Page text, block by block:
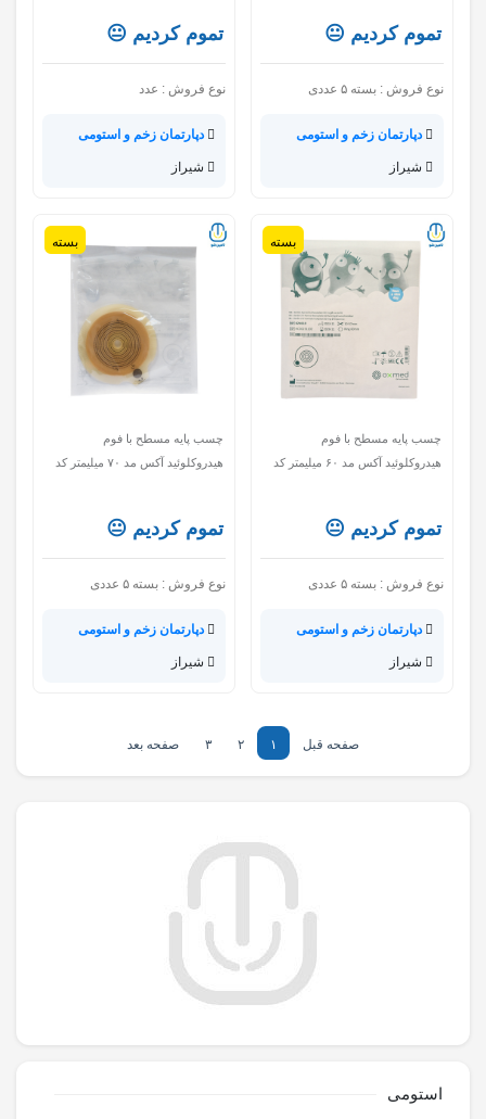
تموم کردیم 😐
نوع فروش : بسته ۵ عددی
دپارتمان زخم و استومی
شیراز
تموم کردیم 😐
نوع فروش : عدد
دپارتمان زخم و استومی
شیراز
بسته
چسب پایه مسطح با فوم
هیدروکلوئید آکس مد ۶۰ میلیمتر کد
تموم کردیم 😐
نوع فروش : بسته ۵ عددی
دپارتمان زخم و استومی
شیراز
بسته
چسب پایه مسطح با فوم
هیدروکلوئید آکس مد ۷۰ میلیمتر کد
تموم کردیم 😐
نوع فروش : بسته ۵ عددی
دپارتمان زخم و استومی
شیراز
صفحه قبل ۱ ۲ ۳ صفحه بعد
استومی